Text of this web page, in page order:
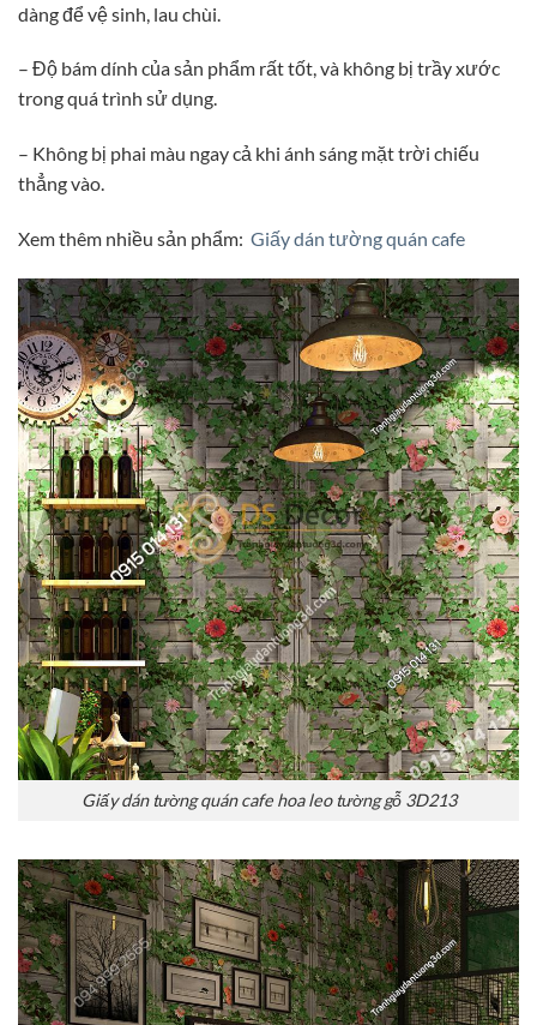
dàng để vệ sinh, lau chùi.
– Độ bám dính của sản phẩm rất tốt, và không bị trầy xước
trong quá trình sử dụng.
– Không bị phai màu ngay cả khi ánh sáng mặt trời chiếu
thẳng vào.
Xem thêm nhiều sản phẩm: Giấy dán tường quán cafe
Giấy dán tường quán cafe hoa leo tường gỗ 3D213